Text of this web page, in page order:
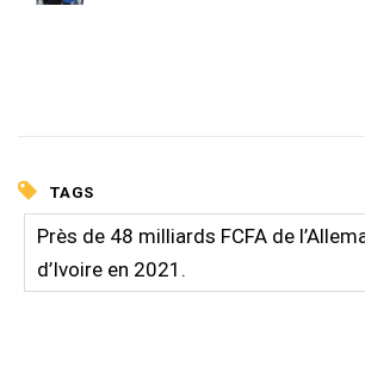
TAGS
Près de 48 milliards FCFA de
d’Ivoire en 2021.